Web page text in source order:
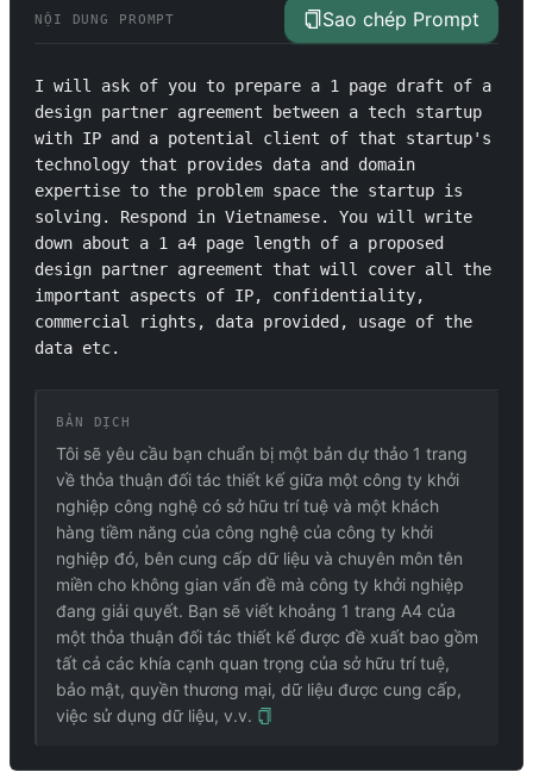
NỘI DUNG PROMPT Sao chép Prompt
I will ask of you to prepare a 1 page draft of a
design partner agreement between a tech startup
with IP and a potential client of that startup's
technology that provides data and domain
expertise to the problem space the startup is
solving. Respond in Vietnamese. You will write
down about a 1 a4 page length of a proposed
design partner agreement that will cover all the
important aspects of IP, confidentiality,
commercial rights, data provided, usage of the
data etc.
BẢN DỊCH
Tôi sẽ yêu cầu bạn chuẩn bị một bản dự thảo 1 trang
về thỏa thuận đối tác thiết kế giữa một công ty khởi
nghiệp công nghệ có sở hữu trí tuệ và một khách
hàng tiềm năng của công nghệ của công ty khởi
nghiệp đó, bên cung cấp dữ liệu và chuyên môn tên
miền cho không gian vấn đề mà công ty khởi nghiệp
đang giải quyết. Bạn sẽ viết khoảng 1 trang A4 của
một thỏa thuận đối tác thiết kế được đề xuất bao gồm
tất cả các khía cạnh quan trọng của sở hữu trí tuệ,
bảo mật, quyền thương mại, dữ liệu được cung cấp,
việc sử dụng dữ liệu, v.v.